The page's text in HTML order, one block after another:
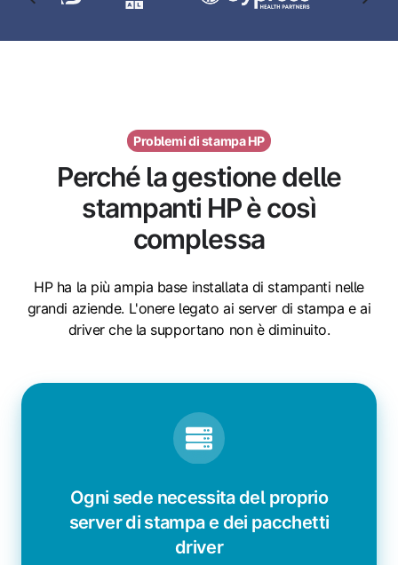
Problemi di stampa HP
Perché la gestione delle
stampanti HP è così
complessa
HP ha la più ampia base installata di stampanti nelle
grandi aziende. L'onere legato ai server di stampa e ai
driver che la supportano non è diminuito.
Ogni sede necessita del proprio
server di stampa e dei pacchetti
driver